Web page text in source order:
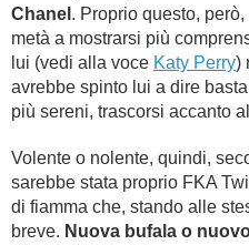
Chanel . Proprio questo,
metà a mostrarsi più
lui (vedi alla voce Katy Perry)
avrebbe spinto lui a dire
più sereni, trascorsi accanto
Volente o nolente, quindi,
sarebbe stata proprio FKA
di fiamma che, stando alle
breve. Nuova bufala o